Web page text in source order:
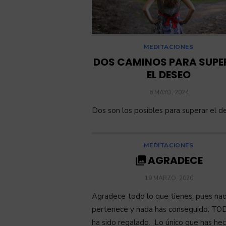
MEDITACIONES
DOS CAMINOS PARA
EL DESEO
POSTED
6 MAYO, 2024
Dos son los posibles para superar el
MEDITACIONES
AGRADECE
POSTED
19 MARZO, 2020
Agradece todo lo que tienes, pues
pertenece y nada has conseguido.
ha sido regalado. Lo único que has